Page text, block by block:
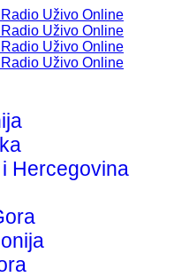
Hercegovina